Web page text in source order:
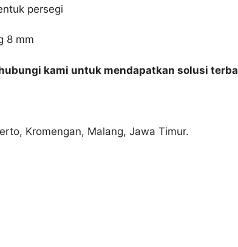
persegi
8 mm
kami untuk mendapatkan solusi
Kromengan, Malang, Jawa Timur.